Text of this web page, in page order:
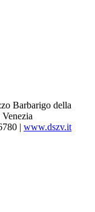
Barbarigo della
| www.dszv.it